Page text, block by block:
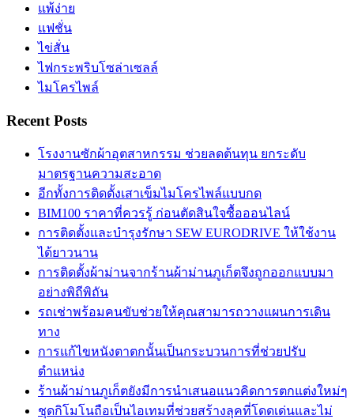
แพ้ง่าย
แฟชั่น
ไข่สั่น
ไฟกระพริบโซล่าเซลล์
ไมโครไพล์
Recent Posts
โรงงานซักผ้าอุตสาหกรรม ช่วยลดต้นทุน ยกระดับ
มาตรฐานความสะอาด
อีกทั้งการติดตั้งเสาเข็มไมโครไพล์แบบกด
BIM100 ราคาที่ควรรู้ ก่อนตัดสินใจซื้อออนไลน์
การติดตั้งและบำรุงรักษา SEW EURODRIVE ให้ใช้งาน
ได้ยาวนาน
การติดตั้งผ้าม่านจากร้านผ้าม่านภูเก็ตจึงถูกออกแบบมา
อย่างพิถีพิถัน
รถเช่าพร้อมคนขับช่วยให้คุณสามารถวางแผนการเดิน
ทาง
การแก้ไขหนังตาตกนั้นเป็นกระบวนการที่ช่วยปรับ
ตำแหน่ง
ร้านผ้าม่านภูเก็ตยังมีการนำเสนอแนวคิดการตกแต่งใหม่ๆ
ชุดกิโมโนถือเป็นไอเทมที่ช่วยสร้างลุคที่โดดเด่นและไม่